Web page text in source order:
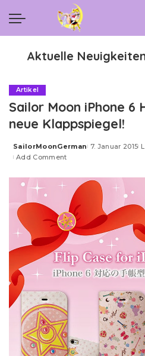
Aktuelle
Artikel
Sailor Moon iPhone 6
neue Klappspiegel!
Posted
by
SailorMoonGerman 7. Januar 2015
Add Comment